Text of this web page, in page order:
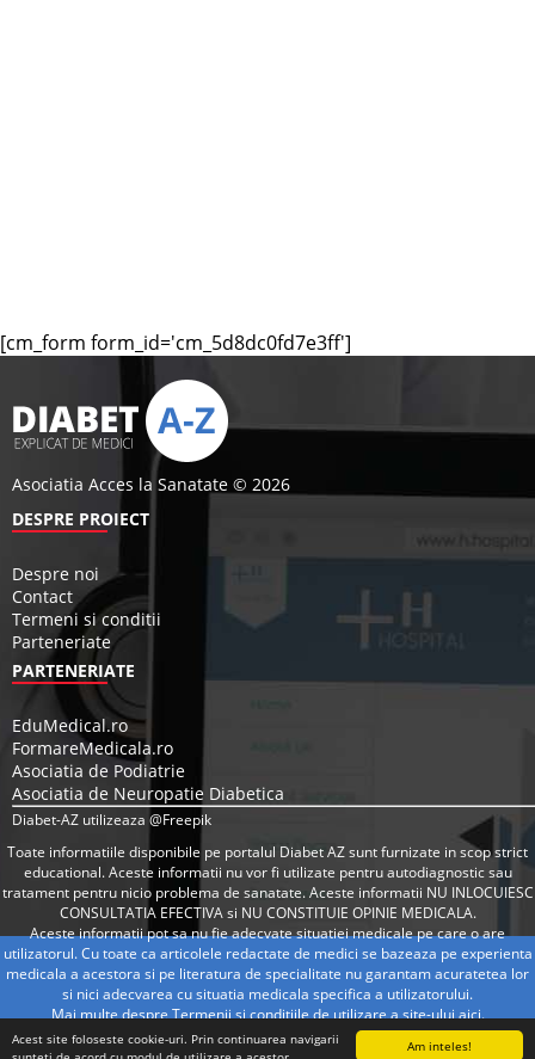
Am inteles!
Acest site foloseste cookie-uri. Prin continuarea navigarii
[cm_form form_id='cm_5d8dc0fd7e3ff']
Asociatia Acces la Sanatate © 2026
DESPRE PROIECT
Despre noi
Contact
Termeni si conditii
Parteneriate
PARTENERIATE
EduMedical.ro
FormareMedicala.ro
Asociatia de Podiatrie
Asociatia de Neuropatie Diabetica
Diabet-AZ utilizeaza @Freepik
Toate informatiile disponibile pe portalul Diabet AZ sunt furnizate in scop strict
educational. Aceste informatii nu vor fi utilizate pentru autodiagnostic sau
tratament pentru nicio problema de sanatate. Aceste informatii NU INLOCUIESC
CONSULTATIA EFECTIVA si NU CONSTITUIE OPINIE MEDICALA.
Aceste informatii pot sa nu fie adecvate situatiei medicale pe care o are
utilizatorul. Cu toate ca articolele redactate de medici se bazeaza pe experienta
medicala a acestora si pe literatura de specialitate nu garantam acuratetea lor
si nici adecvarea cu situatia medicala specifica a utilizatorului.
Mai multe despre Termenii si conditiile de utilizare a site-uluiaici.